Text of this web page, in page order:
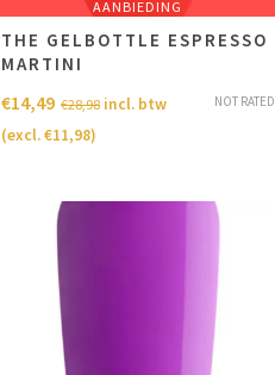
AANBIEDING
THE GELBOTTLE ESPRESSO
MARTINI
NOT RATED
€28,98
€14,49
incl. btw
(excl.€11,98)